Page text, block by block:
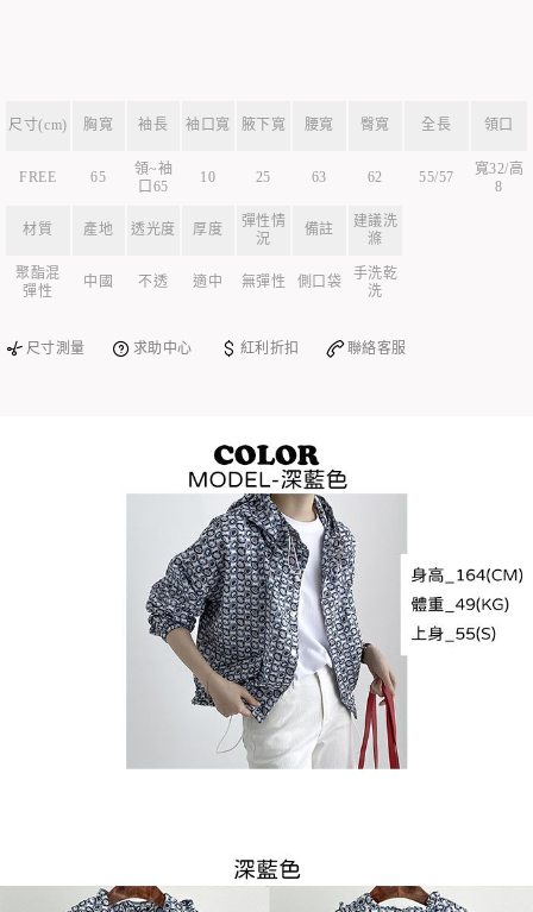
尺寸(cm) 胸寬 袖長 袖口寬 腋下寬 腰寬 臀寬 全長 領口
FREE 65
領~袖
口65
10 25 63 62 55/57
寬32/高
8
材質 產地 透光度 厚度
彈性情
況
備註
建議洗
滌
聚酯混
彈性
中國 不透 適中 無彈性 側口袋
手洗乾
洗
尺寸測量 求助中心 紅利折扣 聯絡客服